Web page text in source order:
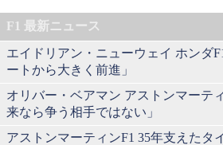
F1 最新ニュース
エイドリアン・ニューウェイ ホンダ
ートから大きく前進」
オリバー・ベアマン アストンマーテ
来なら争う相手ではない」
アストンマーティンF1 35年支えたタ